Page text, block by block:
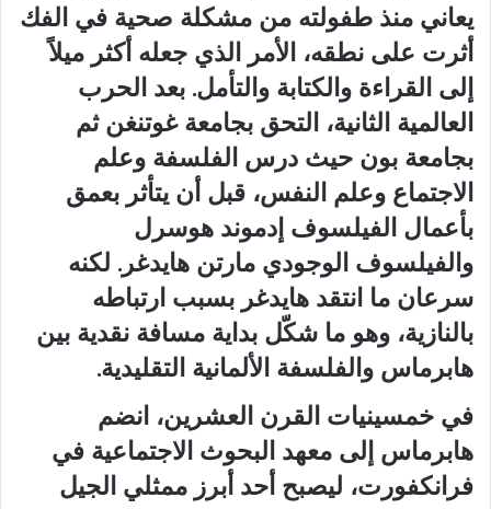
يعاني منذ طفولته من مشكلة صحية في الفك
أثرت على نطقه، الأمر الذي جعله أكثر ميلاً
إلى القراءة والكتابة والتأمل. بعد الحرب
العالمية الثانية، التحق بجامعة غوتنغن ثم
بجامعة بون حيث درس الفلسفة وعلم
الاجتماع وعلم النفس، قبل أن يتأثر بعمق
بأعمال الفيلسوف إدموند هوسرل
والفيلسوف الوجودي مارتن هايدغر. لكنه
سرعان ما انتقد هايدغر بسبب ارتباطه
بالنازية، وهو ما شكّل بداية مسافة نقدية بين
هابرماس والفلسفة الألمانية التقليدية.
في خمسينيات القرن العشرين، انضم
هابرماس إلى معهد البحوث الاجتماعية في
فرانكفورت، ليصبح أحد أبرز ممثلي الجيل